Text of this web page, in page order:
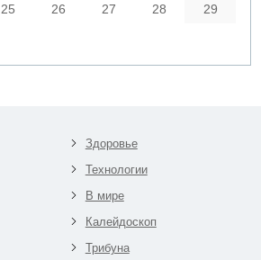
25 26 27 28
29
Здоровье
Технологии
В мире
Калейдоскоп
Трибуна